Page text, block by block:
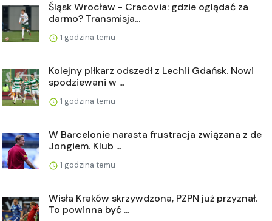
Śląsk Wrocław - Cracovia: gdzie oglądać za
darmo? Transmisja...
1 godzina temu
Kolejny piłkarz odszedł z Lechii Gdańsk. Nowi
spodziewani w ...
1 godzina temu
W Barcelonie narasta frustracja związana z de
Jongiem. Klub ...
1 godzina temu
Wisła Kraków skrzywdzona, PZPN już przyznał.
To powinna być ...